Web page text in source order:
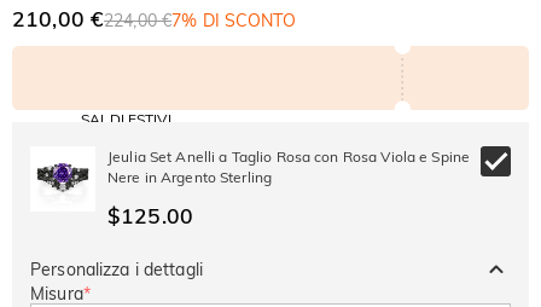
210,00 €224,00 €7% DI SCONTO
SALDI ESTIVI
SU TUTTO
-30%
SUL 2°
ARTICOLO
SUMMER
Copia
Jeulia Set Anelli a Taglio Rosa con Rosa Viola e Spine
Nere in Argento Sterling
$125.00
Personalizza i dettagli
Misura*